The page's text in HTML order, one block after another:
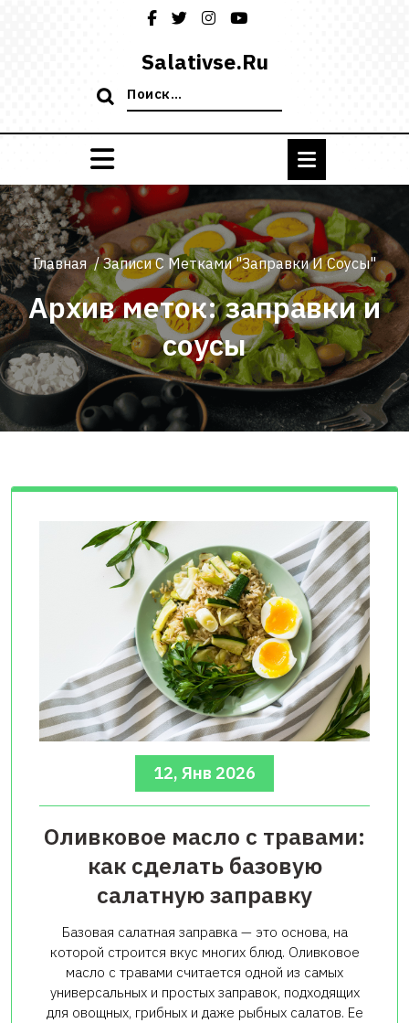
Salativse.ru
Поиск:
Главная/Записи С Метками "заправки И Соусы"
Архив меток: заправки и
соусы
12, Янв 2026
Оливковое масло с травами:
как сделать базовую
салатную заправку
Базовая салатная заправка — это основа, на
которой строится вкус многих блюд. Оливковое
масло с травами считается одной из самых
универсальных и простых заправок, подходящих
для овощных, грибных и даже рыбных салатов. Ее